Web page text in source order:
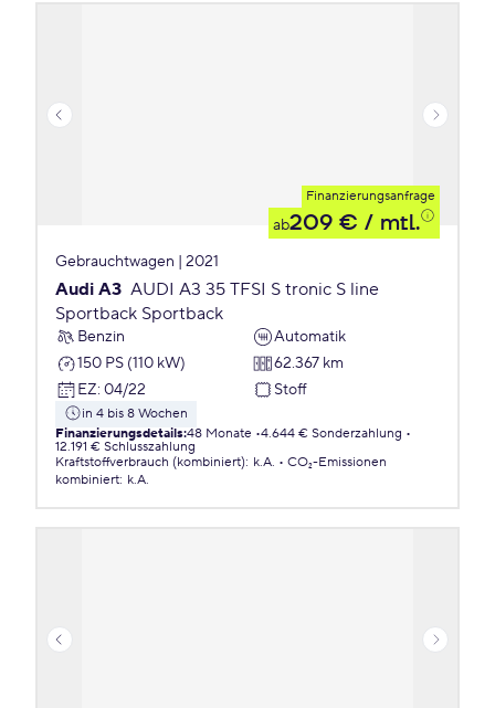
Finanzierungsanfrage
ab209 € / mtl.
Gebrauchtwagen | 2021
Audi A3 AUDI A3 35 TFSI S tronic S line
Sportback Sportback
Benzin
Automatik
150 PS (110 kW)
62.367 km
EZ: 04/22 Stoff
in 4 bis 8 Wochen
Finanzierungsdetails:48 Monate 4.644 € Sonderzahlung
12.191 € Schlusszahlung
Kraftstoffverbrauch (kombiniert): k.A.
CO₂-Emissionen
kombiniert: k.A.